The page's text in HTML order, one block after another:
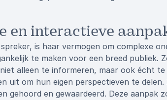
en interactieve
is haar vermogen om complexe
te maken voor een breed publiek.
alleen te informeren, maar ook écht
uit om hun eigen perspectieven te
gehoord en gewaardeerd. Deze aanpak